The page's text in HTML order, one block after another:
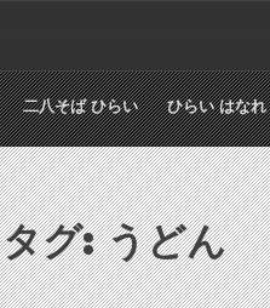
二八そば ひらい ひらい はなれ
タグ:うどん